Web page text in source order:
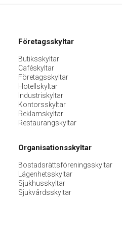
Företagsskyltar
Butiksskyltar
Caféskyltar
Företagsskyltar
Hotellskyltar
Industriskyltar
Kontorsskyltar
Reklamskyltar
Restaurangskyltar
Organisationsskyltar
Bostadsrättsföreningsskyltar
Lägenhetsskyltar
Sjukhusskyltar
Sjukvårdsskyltar